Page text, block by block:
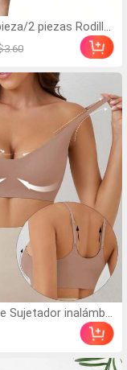
2 piezas Rodiller
deportivas ajustable
de rodilla de
para fútbol,
senderism
y fitness
Sujetador inalámbri
push-up y dise
y sólido para